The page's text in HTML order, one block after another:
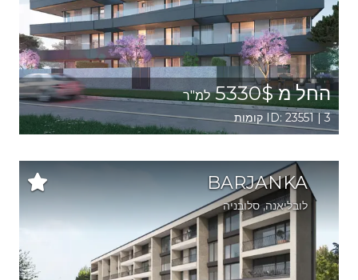
החל מ 5330$ למ"ר
ID: 23551 | 3 קומות
BARJANKA
לובליאנה, סלובניה